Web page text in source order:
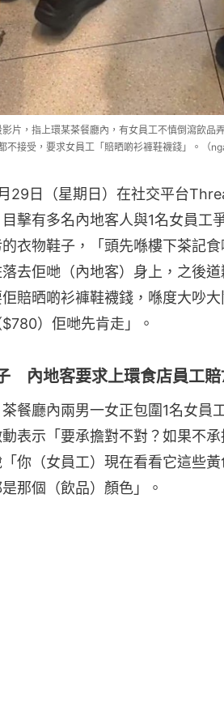
片，指上環某茶餐廳內，有女員工不慎倒瀉飲品
不接受，要求女員工「賠晒啲衫褲鞋襪錢」。（
29日（星期日）在社交平台
擊有多名內地客人與1名女員工
衣物鞋子，「頭先喺樓下茶記
去佢哋（內地客）身上，之後
賠晒啲衫褲鞋襪錢，喺度大吵
）佢哋先肯走」。
內地客要求上環食店員工
餐廳內兩男一女正包圍1名女員
表示「要承擔對不對？如果不
你（女員工）現在看看它這些
那個（飲品）顏色」。